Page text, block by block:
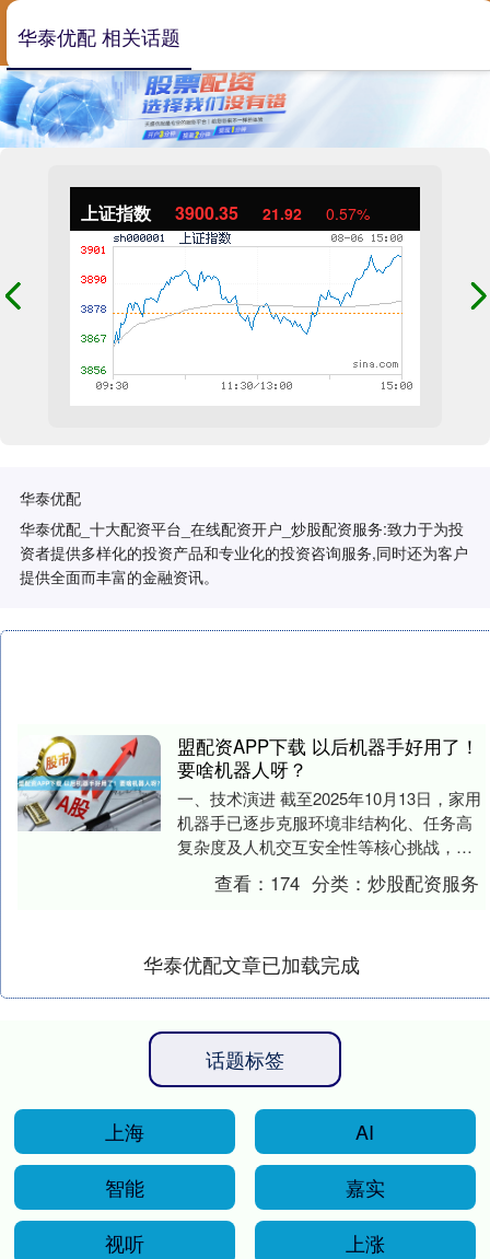
上证指数 3900.35 21.92 0.57%
华泰优配
华泰优配_十大配资平台_在线配资开户_炒股配资服务:致力于为投
资者提供多样化的投资产品和专业化的投资咨询服务,同时还为客户
提供全面而丰富的金融资讯。
华泰优配 相关话题
盟配资APP下载 以后机器手好用了！
要啥机器人呀？
一、技术演进 截至2025年10月13日，家用
机器手已逐步克服环境非结构化、任务高
复杂度及人机交互安全性等核心挑战，其
技术突破主要围绕环境感知、柔性操控与
边缘智....
查看： 174 分类：炒股配资服务
华泰优配文章已加载完成
话题标签
上海
AI
智能
嘉实
视听
上涨